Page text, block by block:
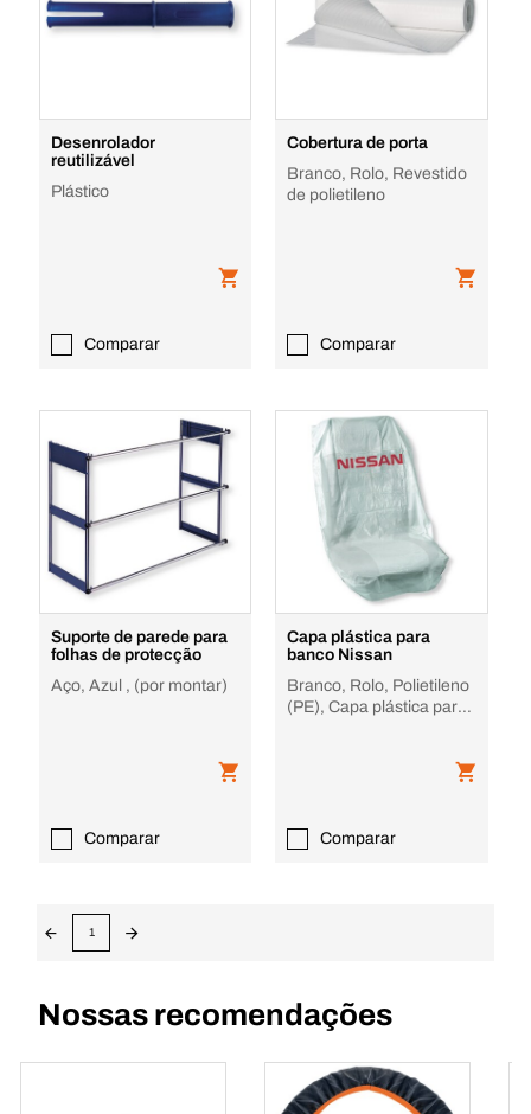
Desenrolador
reutilizável
Plástico
Comparar
Cobertura de porta
Branco, Rolo, Revestido
de polietileno
Comparar
Suporte de parede para
folhas de protecção
Aço, Azul , (por montar)
Comparar
Capa plástica para
banco Nissan
Branco, Rolo, Polietileno
(PE), Capa plástica para
Comparar
1
Nossas recomendações